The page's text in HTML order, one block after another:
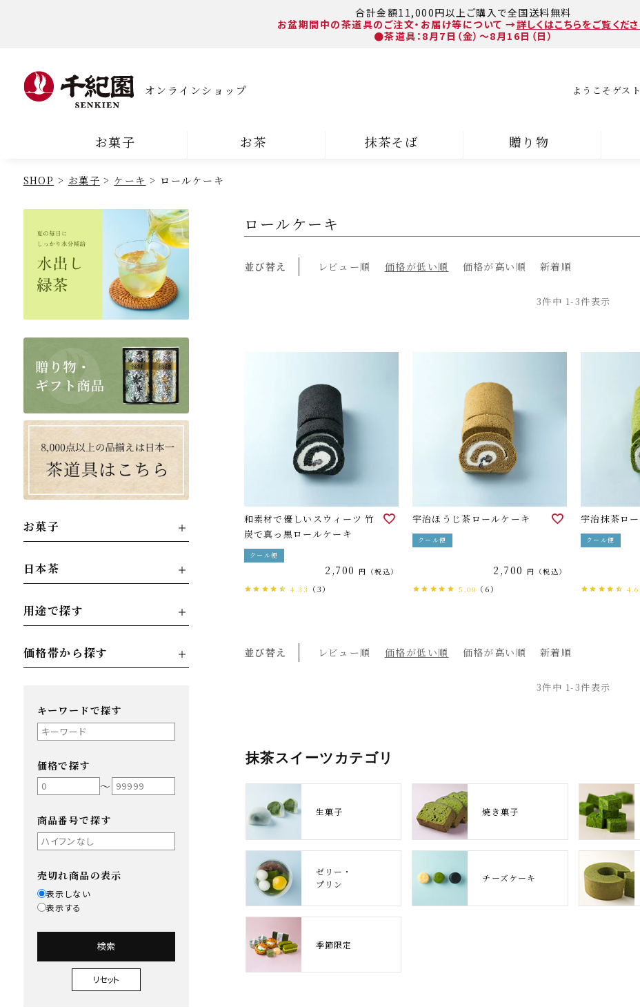
合計金額11,000円以上ご購入で全国送料無料
お盆期間中の茶道具のご注文・お届け等について →詳しくはこちらをご覧くだ
●茶道具：8月7日（金）～8月16日（日）
オンラインショップ ようこそゲス
お菓子 お茶 抹茶そば 贈り物
SHOP お菓子 ケーキ ロールケーキ
お菓子
日本茶
用途で探す
価格帯から探す
キーワードで探す
価格で探す
〜
商品番号で探す
売切れ商品の表示
表示しない
表示する
検索
リセット
ロールケーキ
並び替え レビュー順 価格が低い順 価格が高い順 新着順
3件中 1-3件表示
和素材で優しいスウィーツ 竹
炭で真っ黒ロールケーキ
クール便
2,700
税込
4.33 （3）
宇治ほうじ茶ロールケーキ
クール便
2,700
税込
5.00 （6）
宇治抹茶ロ
クール便
並び替え レビュー順 価格が低い順 価格が高い順 新着順
3件中 1-3件表示
抹茶スイーツカテゴリ
生菓子 焼き菓子
ゼリー・
プリン
チーズケーキ
季節限定